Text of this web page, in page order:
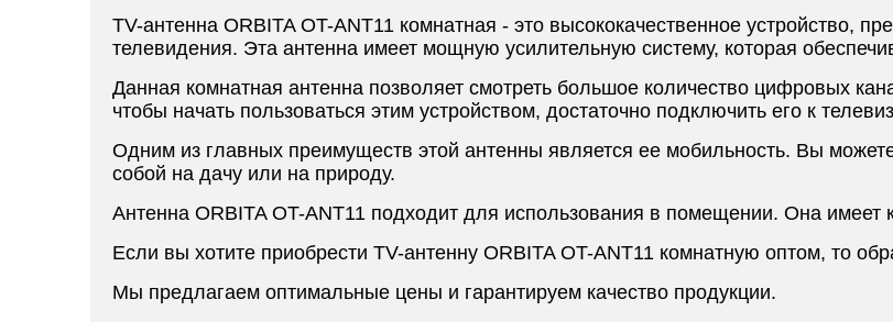
TV-антенна ORBITA OT-ANT11 комнатная - это высококачественное устройство,
телевидения. Эта антенна имеет мощную усилительную систему, которая
Данная комнатная антенна позволяет смотреть большое количество цифровых
чтобы начать пользоваться этим устройством, достаточно подключить его к
Одним из главных преимуществ этой антенны является ее мобильность. Вы
собой на дачу или на природу.
Антенна ORBITA OT-ANT11 подходит для использования в помещении. Она имеет
Если вы хотите приобрести TV-антенну ORBITA OT-ANT11 комнатную оптом, то
Мы предлагаем оптимальные цены и гарантируем качество продукции.